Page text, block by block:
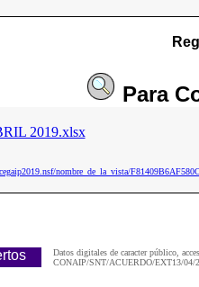
Para
2019.xlsx
nombre_de_la_vista/
Datos digitales de caracter público,
CONAIP/SNT/ACUERDO/EXT13/04/